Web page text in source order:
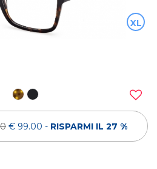
XL
€ 99.00 - RISPARMI IL 27 %